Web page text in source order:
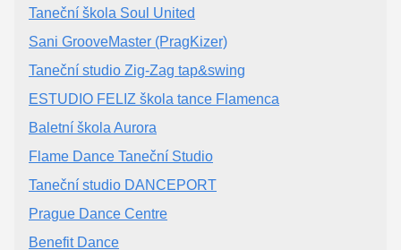
Taneční škola Soul United
Sani GrooveMaster (PragKizer)
Taneční studio Zig-Zag tap&swing
ESTUDIO FELIZ škola tance Flamenca
Baletní škola Aurora
Flame Dance Taneční Studio
Taneční studio DANCEPORT
Prague Dance Centre
Benefit Dance